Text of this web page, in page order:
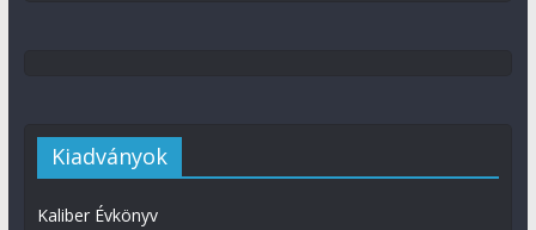
Kiadványok
Kaliber Évkönyv